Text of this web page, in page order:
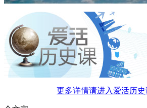
更多详情请进入爱活历